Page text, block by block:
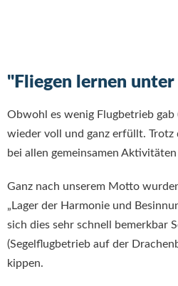
"Fliegen lernen
Obwohl es wenig Flugbetrieb
wieder voll und ganz erfüllt. Trotz
bei allen gemeinsamen
Ganz nach unserem Motto
„Lager der Harmonie und
sich dies sehr schnell bemerkbar
(Segelflugbetrieb auf der
kippen.